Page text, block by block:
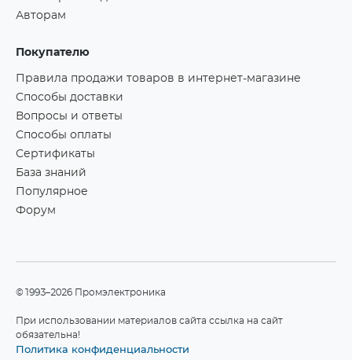
Авторам
Покупателю
Правила продажи товаров в интернет-магазине
Способы доставки
Вопросы и ответы
Способы оплаты
Сертификаты
База знаний
Популярное
Форум
©1993–2026 Промэлектроника
При использовании материалов сайта ссылка на сайт
обязательна!
Политика конфиденциальности